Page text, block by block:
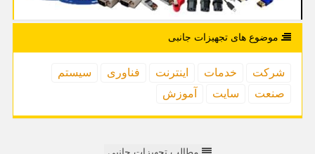
موضوع های تجهیزات جانبی
شركت خدمات اینترنت فناوری
سیستم
صنعت
سایت آموزش